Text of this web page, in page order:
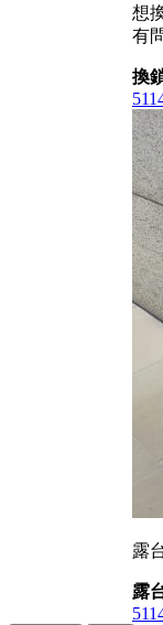
想
有
換
露
露